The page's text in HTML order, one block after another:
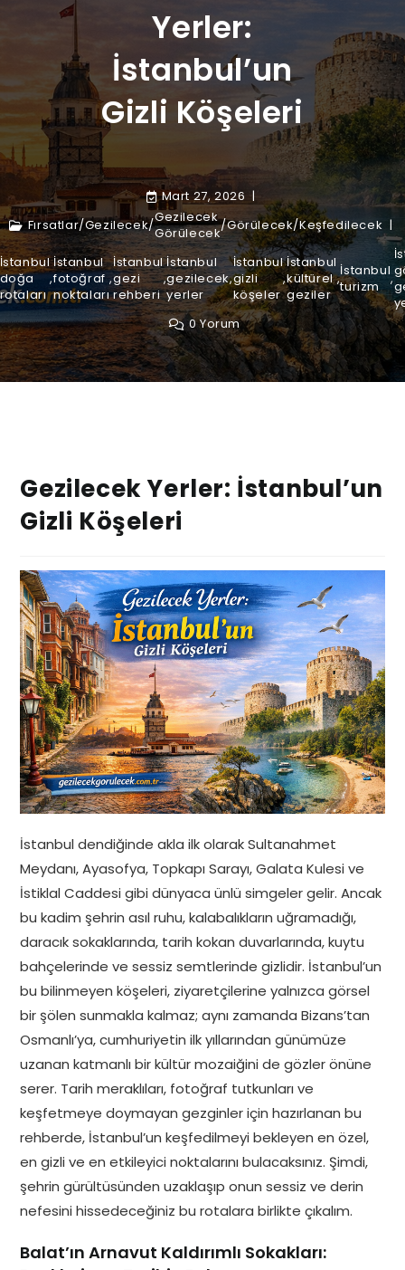
Yerler:
İstanbul’un
Gizli Köşeleri
Mart 27, 2026
Fırsatlar/Gezilecek/Gezilecek
Görülecek/Görülecek/Keşfedilecek
İstanbul
doğa
rotaları
,
İstanbul
fotoğraf
noktaları
,
İstanbul
gezi
rehberi
,
İstanbul
gezilecek
yerler
,
İstanbul
gizli
köşeler
,
İstanbul
kültürel
geziler
,İstanbul
turizm
,
0 Yorum
Gezilecek Yerler: İstanbul’un
Gizli Köşeleri
İstanbul dendiğinde akla ilk olarak Sultanahmet
Meydanı, Ayasofya, Topkapı Sarayı, Galata Kulesi ve
İstiklal Caddesi gibi dünyaca ünlü simgeler gelir. Ancak
bu kadim şehrin asıl ruhu, kalabalıkların uğramadığı,
daracık sokaklarında, tarih kokan duvarlarında, kuytu
bahçelerinde ve sessiz semtlerinde gizlidir. İstanbul’un
bu bilinmeyen köşeleri, ziyaretçilerine yalnızca görsel
bir şölen sunmakla kalmaz; aynı zamanda Bizans’tan
Osmanlı’ya, cumhuriyetin ilk yıllarından günümüze
uzanan katmanlı bir kültür mozaiğini de gözler önüne
serer. Tarih meraklıları, fotoğraf tutkunları ve
keşfetmeye doymayan gezginler için hazırlanan bu
rehberde, İstanbul’un keşfedilmeyi bekleyen en özel,
en gizli ve en etkileyici noktalarını bulacaksınız. Şimdi,
şehrin gürültüsünden uzaklaşıp onun sessiz ve derin
nefesini hissedeceğiniz bu rotalara birlikte çıkalım.
Balat’ın Arnavut Kaldırımlı Sokakları: